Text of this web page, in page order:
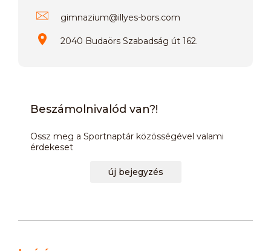
gimnazium@illyes-bors.com
2040 Budaörs Szabadság út 162.
Beszámolnivalód van?!
Ossz meg a Sportnaptár közösségével valami
érdekeset
új bejegyzés